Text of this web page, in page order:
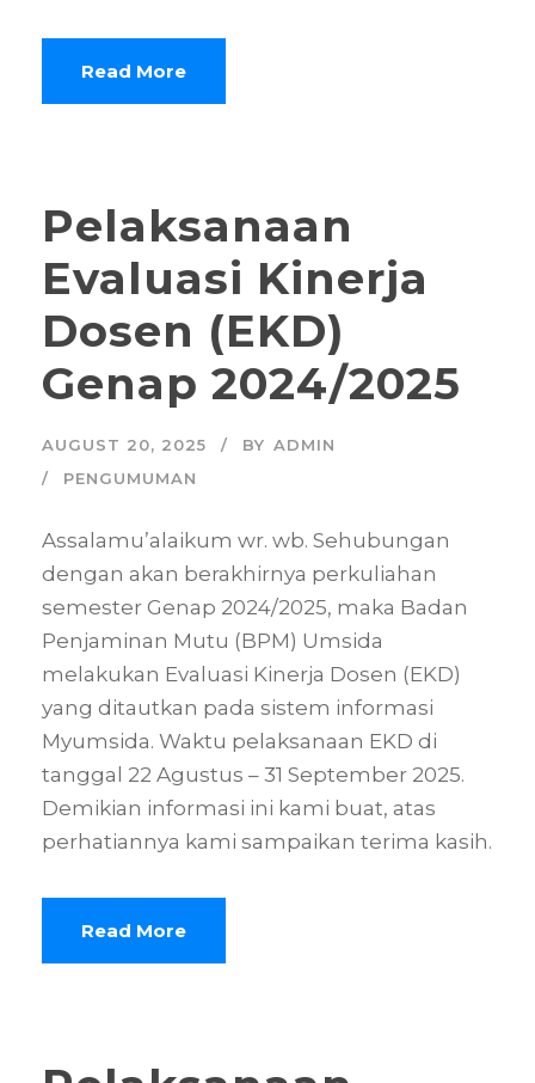
Read More
Pelaksanaan
Evaluasi Kinerja
Dosen (EKD)
Genap 2024/2025
AUGUST 20, 2025 BY ADMIN
PENGUMUMAN
Assalamu’alaikum wr. wb. Sehubungan
dengan akan berakhirnya perkuliahan
semester Genap 2024/2025, maka Badan
Penjaminan Mutu (BPM) Umsida
melakukan Evaluasi Kinerja Dosen (EKD)
yang ditautkan pada sistem informasi
Myumsida. Waktu pelaksanaan EKD di
tanggal 22 Agustus – 31 September 2025.
Demikian informasi ini kami buat, atas
perhatiannya kami sampaikan terima kasih.
Read More